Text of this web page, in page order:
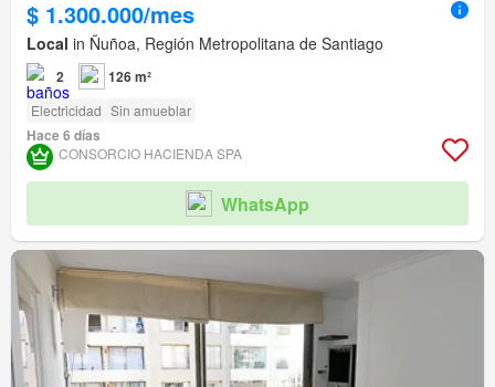
$ 1.300.000/mes
Local in Ñuñoa, Región Metropolitana de Santiago
2 126 m²
Electricidad Sin amueblar
Hace 6 días
CONSORCIO HACIENDA SPA
WhatsApp